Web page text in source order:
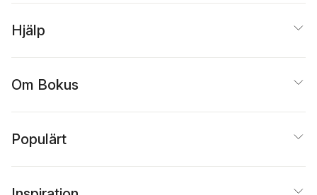
Hjälp
Om Bokus
Populärt